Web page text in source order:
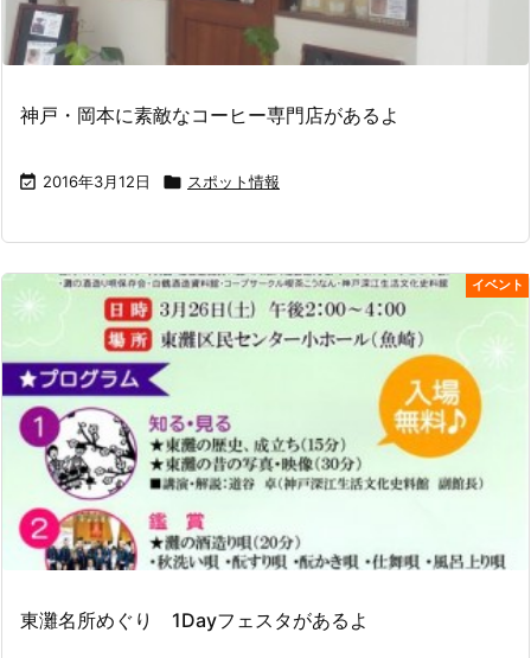
神戸・岡本に素敵なコーヒー専門店があるよ
 2016年3月12日  スポット情報
イベント
東灘名所めぐり 1Dayフェスタがあるよ